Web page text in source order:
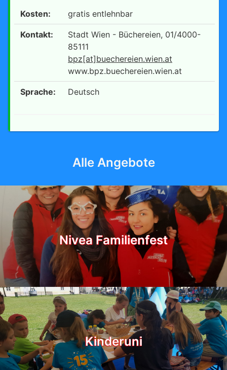
Kosten: gratis entlehnbar
Kontakt:
Stadt Wien - Büchereien, 01/4000-
85111
bpz[at]buechereien.wien.at
www.bpz.buechereien.wien.at
Sprache: Deutsch
Alle Angebote
Nivea Familienfest
Kinderuni